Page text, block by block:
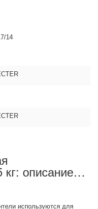
14
кг: описание
используются для